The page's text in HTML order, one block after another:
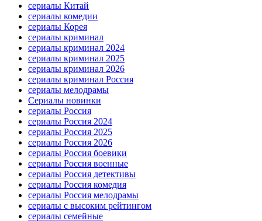
сериалы Китай
сериалы комедии
сериалы Корея
сериалы криминал
сериалы криминал 2024
сериалы криминал 2025
сериалы криминал 2026
сериалы криминал Россия
сериалы мелодрамы
Сериалы новинки
сериалы Россия
сериалы Россия 2024
сериалы Россия 2025
сериалы Россия 2026
сериалы Россия боевики
сериалы Россия военные
сериалы Россия детективы
сериалы Россия комедия
сериалы Россия мелодрамы
сериалы с высоким рейтингом
сериалы семейные